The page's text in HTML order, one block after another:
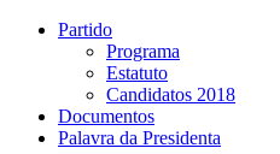
Partido
Programa
Estatuto
Candidatos 2018
Documentos
Palavra da Presidenta